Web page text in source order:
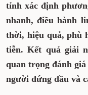
tỉnh xác định
nhanh, điều hành
thời, hiệu quả, phù
tiễn. Kết quả giải
quan trọng đánh
người đứng đầu và